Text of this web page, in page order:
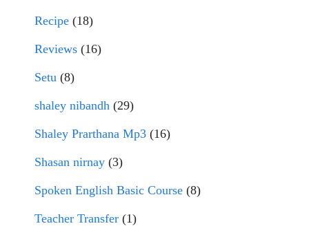
Recipe (18)
Reviews (16)
Setu (8)
shaley nibandh (29)
Shaley Prarthana Mp3 (16)
Shasan nirnay (3)
Spoken English Basic Course (8)
Teacher Transfer (1)